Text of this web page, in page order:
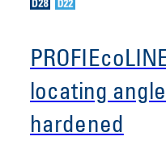
locating
hardened